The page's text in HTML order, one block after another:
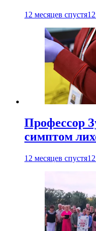
12 месяцев спустя
Профессор
симптом
12 месяцев спустя